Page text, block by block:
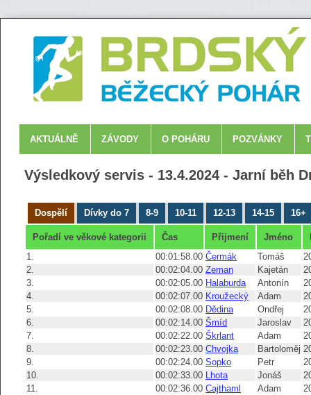
AKTUÁLNĚ ZÁVODY O POHÁRU POZVÁNKY
Výsledkový servis - 13.4.2024 - Jarní běh
Dospělí Dívky do 7 8-9 10-11 12-13 14-15 16+
Pořadí ve věkové kategorii Čas Přijmení Jméno
1.
00:01:58.00 Čermák Tomáš
2.
00:02:04.00 Zeman Kajetán
3.
00:02:05.00 Halaburda Antonín
4.
00:02:07.00 Kroužecký Adam
5.
00:02:08.00 Dědina Ondřej
6.
00:02:14.00 Šmíd Jaroslav
7.
00:02:22.00 Škrlant Adam
8.
00:02:23.00 Chvojka Bartoloměj
9.
00:02:24.00 Sopko Petr
10.
00:02:33.00 Lhota Jonáš
11.
00:02:36.00 Cajthaml Adam